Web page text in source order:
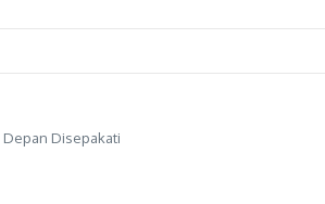
Depan Disepakati